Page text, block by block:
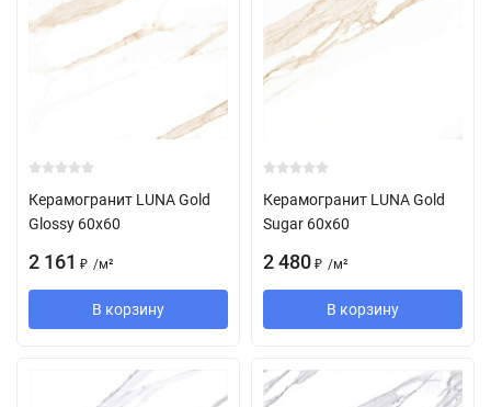
Керамогранит LUNA Gold
Glossy 60x60
2 161 ₽ /м²
В корзину
Керамогранит LUNA Gold
Sugar 60x60
2 480 ₽ /м²
В корзину